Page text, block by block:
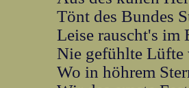
Tönt des Bundes
Leise rauscht's im
Nie gefühlte Lüfte
Wo in höhrem